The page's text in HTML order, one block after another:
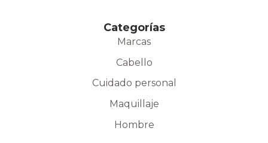
Categorías
Marcas
Cabello
Cuidado personal
Maquillaje
Hombre